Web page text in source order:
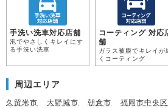
手洗い洗車対応店舗
泡でやさしくキレイにす
る手洗い洗車
コーティング 対応
舗
ガラス被膜でキレイが
くコーティング
周辺エリア
久留米市 大野城市 朝倉市 福岡市中央区